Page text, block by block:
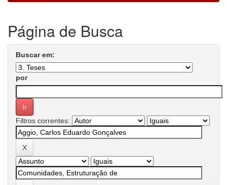
Página de Busca
Buscar em:
por
Filtros correntes: